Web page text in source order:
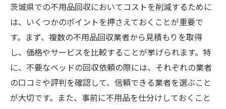
茨城県での不用品回収においてコストを削減するために
は、いくつかのポイントを押さえておくことが重要で
す。まず、複数の不用品回収業者から見積もりを取得
し、価格やサービスを比較することが挙げられます。特
に、不要なベッドの回収依頼の際には、それぞれの業者
の口コミや評判を確認して、信頼できる業者を選ぶこと
が大切です。また、事前に不用品を仕分けしておくこと